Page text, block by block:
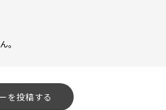
。
を投稿する